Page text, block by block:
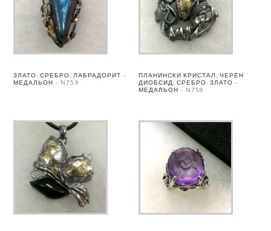
ЗЛАТО, СРЕБРО, ЛАБРАДОРИТ –
МЕДАЛЬОН – N759
ПЛАНИНСКИ КРИСТАЛ, ЧЕРЕН
ДИОБСИД, СРЕБРО, ЗЛАТО –
МЕДАЛЬОН – N758